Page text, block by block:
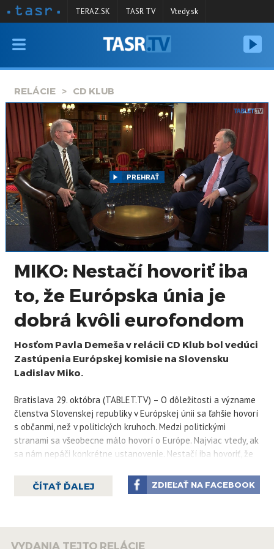
VYSIELANIE
SPRAVODAJSTVO
KONTAKT
ARCHÍV
TERAZ.SK TASR TV Vtedy.sk
RELÁCIE CD KLUB
PREHRAŤ
MIKO: Nestačí hovoriť iba
to, že Európska únia je
dobrá kvôli eurofondom
Hosťom Pavla Demeša v relácii CD Klub bol vedúci
Zastúpenia Európskej komisie na Slovensku
Ladislav Miko.
Bratislava 29. októbra (TABLET.TV) – O dôležitosti a význame
členstva Slovenskej republiky v Európskej únii sa ľahšie hovorí
s občanmi, než v politických kruhoch. Medzi politickými
stranami sa všeobecne málo hovorí o Európe. Najviac vtedy, ak
sa nám nepáči konkrétne ustanovenie. Nestačí iba hovoriť, že
finančné prostriedky. V relácii CD Klub na TABLET.TV to
uviedol Ladislav Miko, vedúci Zastúpenia Európskej komisie na
ČÍTAŤ ĎALEJ ZDIEĽAŤ NA FACEBOOK
VYDANIA TEJTO RELÁCIE